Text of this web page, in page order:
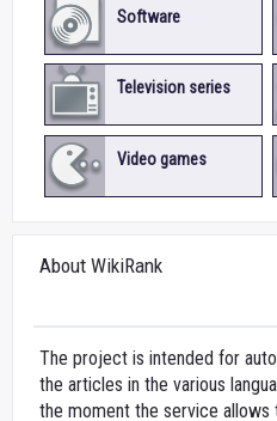
Software
Television series
Video games
About WikiRank
The project is intended for
the articles in the various
the moment the service